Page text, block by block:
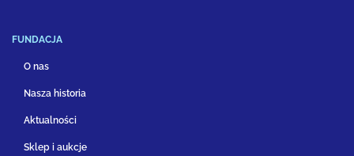
FUNDACJA
O nas
Nasza historia
Aktualności
Sklep i aukcje